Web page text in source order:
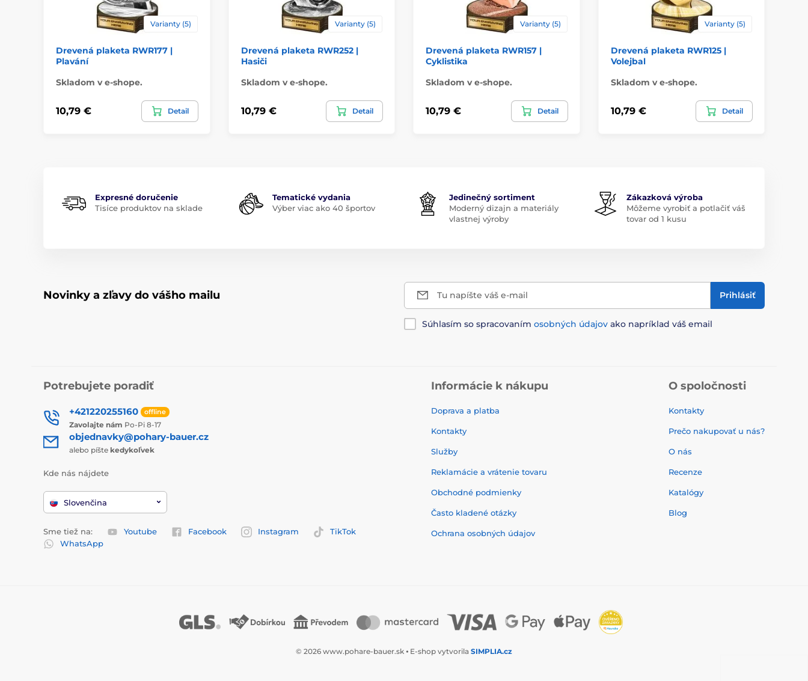
Varianty (5)
Drevená plaketa RWR177 |
Plavání
Skladom v e-shope.
10,79 € Detail
Varianty (5)
Drevená plaketa RWR252 |
Hasiči
Skladom v e-shope.
10,79 € Detail
Varianty (5)
Drevená plaketa RWR157 |
Cyklistika
Skladom v e-shope.
10,79 € Detail
Varianty (5)
Drevená plaketa RWR125 |
Volejbal
Skladom v e-shope.
10,79 € Detail
Expresné doručenie
Tisíce produktov na sklade
Tematické vydania
Výber viac ako 40 športov
Jedinečný sortiment
Moderný dizajn a materiály
vlastnej výroby
Zákazková výroba
Môžeme vyrobiť a potlačiť váš
tovar od 1 kusu
Novinky a zľavy do vášho mailu Tu napíšte váš e-mail Prihlásiť
Súhlasím so spracovaním osobných údajov ako napríklad váš email
Potrebujete poradiť
+421220255160 offline
Zavolajte nám Po-Pi 8-17
objednavky@pohary-bauer.cz
alebo píšte kedykoľvek
Kde nás nájdete
Slovenčina
Sme tiež na: Youtube Facebook Instagram
TikTok
WhatsApp
Informácie k nákupu
Doprava a platba
Kontakty
Služby
Reklamácie a vrátenie tovaru
Obchodné podmienky
Často kladené otázky
Ochrana osobných údajov
O spoločnosti
Kontakty
Prečo nakupovať u nás?
O nás
Recenze
Katalógy
Blog
© 2026 www.pohare-bauer.sk ⦁ E-shop vytvorila SIMPLIA.cz